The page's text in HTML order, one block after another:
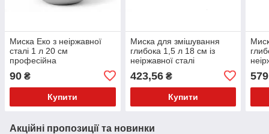
Миска Еко з неіржавної
сталі 1 л 20 см
професійна
90 ₴
Купити
Миска для змішування
глибока 1,5 л 18 см із
неіржавної сталі
423,56₴
Купити
Акційні пропозиції та новинки